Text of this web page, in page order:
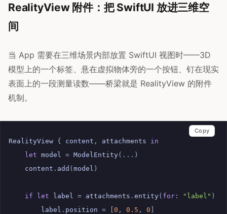
RealityView 附件：把 SwiftUI 放进三维空
间
当 App 需要在三维场景内部放置 SwiftUI 视图时——3D
模型上的一个标签、悬在虚拟物体旁的一个按钮、钉在现实
表面上的一段测量读数——桥梁就是 RealityView 的附件
机制。
RealityView { content , attachments
in
let model = ModelEntity(...)
content . add (model )
if let label = attachments . entity( for : "label" )
label . position = [0 , 0.5 , 0 ]
Copy